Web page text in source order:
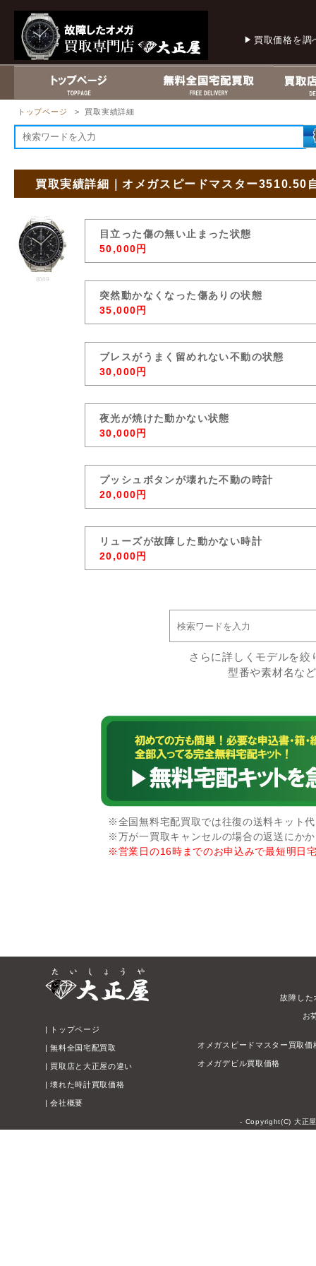
買取価格を調
トップページ > 買取実績詳細
買取実績詳細｜オメガスピードマスター3510.50
8069
目立った傷の無い止まった状態
50,000円
突然動かなくなった傷ありの状態
35,000円
ブレスがうまく留めれない不動の状態
30,000円
夜光が焼けた動かない状態
30,000円
プッシュボタンが壊れた不動の時計
20,000円
リューズが故障した動かない時計
20,000円
さらに詳しくモデルを
型番や素材名な
※全国無料宅配買取では往復の送料キット
※万が一買取キャンセルの場合の返送にか
※営業日の16時までのお申込みで最短明日
| トップページ
|無料全国宅配買取
| 買取店と大正屋の違い
|壊れた時計買取価格
|会社概要
故障した
お
オメガスピードマスター買取価
オメガデビル買取価格
- Copyright(C) 大正